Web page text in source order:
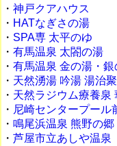
・ 神戸クアハウス
・ HATなぎさの湯
・ SPA専 太平のゆ
・ 有馬温泉 太閤の湯
・ 有馬温泉 金の湯・銀
・ 天然湧湯 吟湯 湯治
・ 天然ラジウム療養泉
・ 尼崎センタープール
・ 鳴尾浜温泉 熊野の郷
・ 芦屋市立あしや温泉